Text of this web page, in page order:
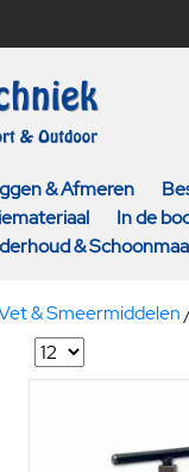
& Afmeren
In de
&
& Smeermiddelen